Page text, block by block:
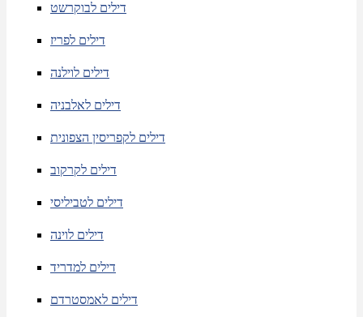
דילים לבוקרשט
דילים לפריז
דילים לוילנה
דילים לאלבניה
דילים לקפריסין הצפונית
דילים לקרקוב
דילים לטביליסי
דילים לוינה
דילים למדריד
דילים לאמסטרדם